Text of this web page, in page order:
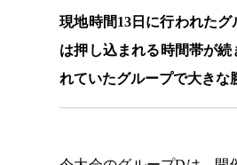
現地時間13日に行われた
は押し込まれる時間帯が
れていたグループで大きな